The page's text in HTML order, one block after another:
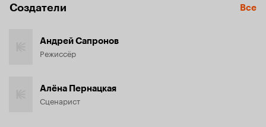
Создатели Все
Андрей Сапронов
Режиссёр
Алёна Пернацкая
Сценарист